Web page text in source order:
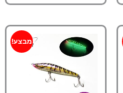
מבצע!